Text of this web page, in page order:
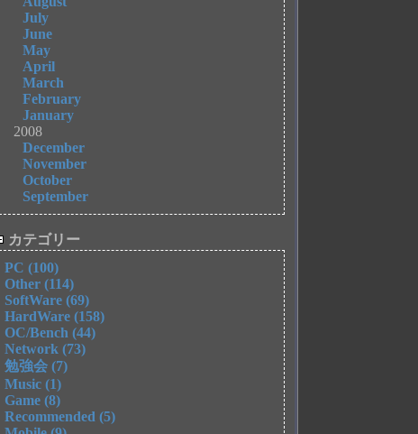
July
June
May
April
March
February
January
2008
December
November
October
September
カテゴリー
PC (100)
Other (114)
SoftWare (69)
HardWare (158)
OC/Bench (44)
Network (73)
勉強会 (7)
Music (1)
Game (8)
Recommended (5)